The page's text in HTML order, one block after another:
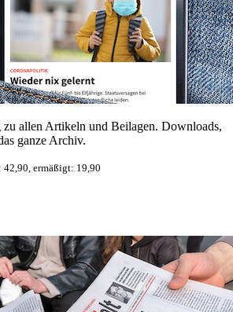
zu allen Artikeln und Beilagen. Downloads,
ganze Archiv.
42,90, ermäßigt: 19,90